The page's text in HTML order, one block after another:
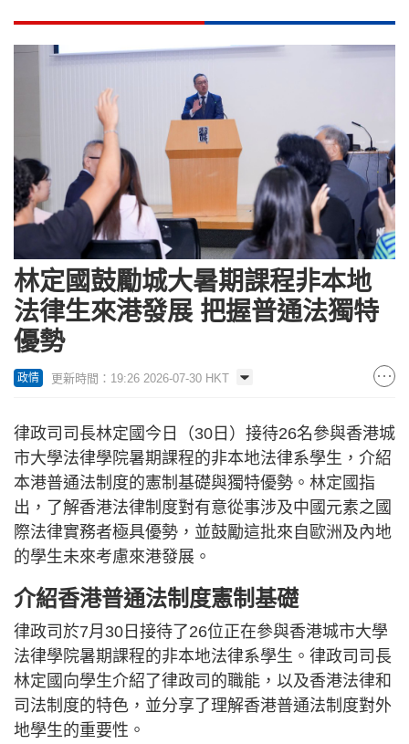
林定國鼓勵城大暑期課程非本地
法律生來港發展 把握普通法獨特
優勢
政情 更新時間：19:26 2026-07-30 HKT
律政司司長林定國今日（30日）接待26名參與香港城
市大學法律學院暑期課程的非本地法律系學生，介紹
本港普通法制度的憲制基礎與獨特優勢。林定國指
出，了解香港法律制度對有意從事涉及中國元素之國
際法律實務者極具優勢，並鼓勵這批來自歐洲及內地
的學生未來考慮來港發展。
介紹香港普通法制度憲制基礎
律政司於7月30日接待了26位正在參與香港城市大學
法律學院暑期課程的非本地法律系學生。律政司司長
林定國向學生介紹了律政司的職能，以及香港法律和
司法制度的特色，並分享了理解香港普通法制度對外
地學生的重要性。